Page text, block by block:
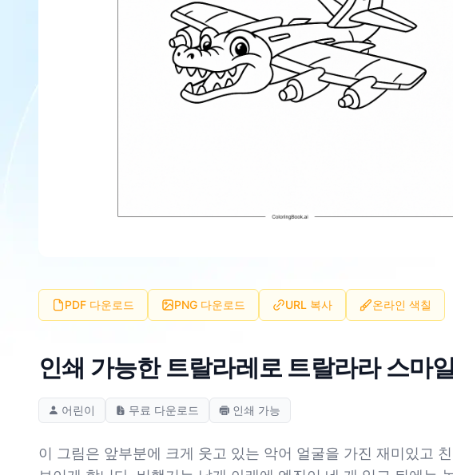
PDF 다운로드 PNG 다운로드 URL 복사 온라인 색칠
인쇄 가능한 트랄라레로 트랄라라 스마
어린이 무료 다운로드 인쇄 가능
이 그림은 앞부분에 크게 웃고 있는 악어 얼굴을 가진 재미있고